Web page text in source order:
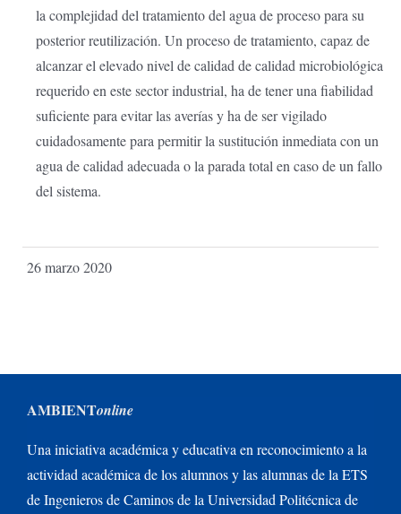
la complejidad del tratamiento del agua de proceso para su
posterior reutilización. Un proceso de tratamiento, capaz de
alcanzar el elevado nivel de calidad de calidad microbiológica
requerido en este sector industrial, ha de tener una fiabilidad
suficiente para evitar las averías y ha de ser vigilado
cuidadosamente para permitir la sustitución inmediata con un
agua de calidad adecuada o la parada total en caso de un fallo
del sistema.
26 marzo 2020
AMBIENTonline
Una iniciativa académica y educativa en reconocimiento a la
actividad académica de los alumnos y las alumnas de la ETS
de Ingenieros de Caminos de la Universidad Politécnica de